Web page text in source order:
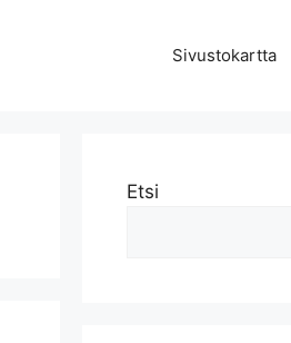
Sivustokartta
Etsi